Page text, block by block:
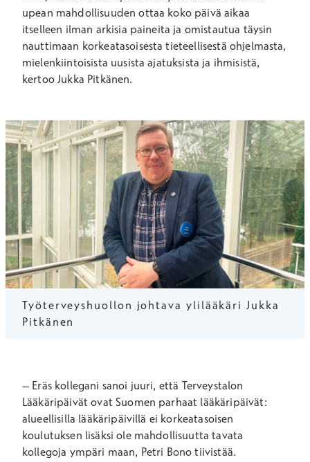
upean mahdollisuuden ottaa koko päivä aikaa
itselleen ilman arkisia paineita ja omistautua täysin
nauttimaan korkeatasoisesta tieteellisestä ohjelmasta,
mielenkiintoisista uusista ajatuksista ja ihmisistä,
kertoo Jukka Pitkänen.
Työterveyshuollon johtava ylilääkäri Jukka
Pitkänen
– Eräs kollegani sanoi juuri, että Terveystalon
Lääkäripäivät ovat Suomen parhaat lääkäripäivät:
alueellisilla lääkäripäivillä ei korkeatasoisen
koulutuksen lisäksi ole mahdollisuutta tavata
kollegoja ympäri maan, Petri Bono tiivistää.